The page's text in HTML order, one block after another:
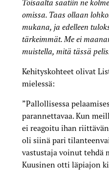
Toisaalta saatiin ne
omissa. Taas ollaan
mukana, ja edelleen
tärkeimmät. Me ei
muistella, mitä tässä
Kehityskohteet olivat
mielessä:
”Pallollisessa
parannettavaa. Kun
ei reagoitu ihan riittävän
oli siinä pari
vastustaja voinut tehdä
Kuusinen otti läpiajon